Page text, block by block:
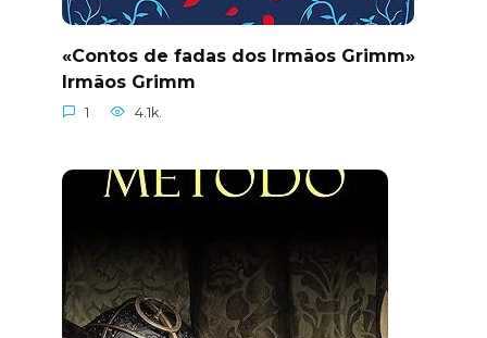
«Contos de fadas dos Irmãos Grimm»
Irmãos Grimm
1 4.1k.